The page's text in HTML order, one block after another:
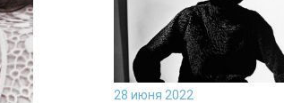
28 июня 2022